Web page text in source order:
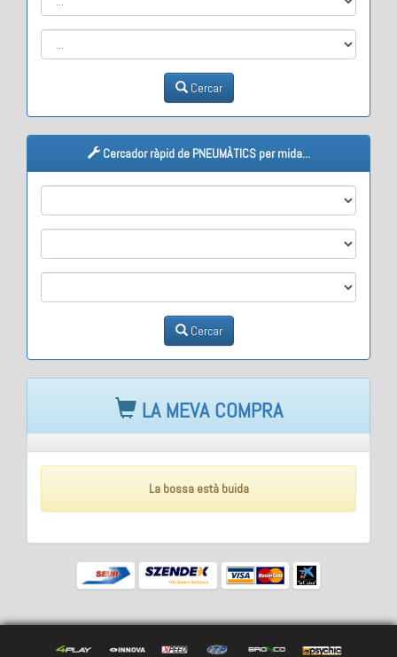
Cercar
Cercador ràpid de PNEUMÀTICS per mida...
Cercar
LA MEVA COMPRA
La bossa està buida